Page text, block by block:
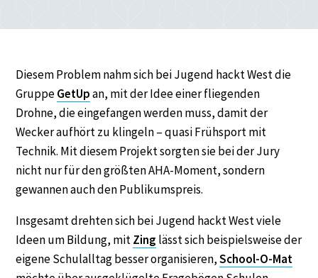
Diesem Problem nahm sich bei Jugend hackt West die
GruppeGetUpan, mit der Idee einer fliegenden
Drohne, die eingefangen werden muss, damit der
Wecker aufhört zu klingeln – quasi Frühsport mit
Technik. Mit diesem Projekt sorgten sie bei der Jury
nicht nur für den größten AHA-Moment, sondern
gewannen auch den Publikumspreis.
Insgesamt drehten sich bei Jugend hackt West viele
Ideen um Bildung, mitZing lässt sich beispielsweise der
eigene Schulalltag besser organisieren,School-O-Mat